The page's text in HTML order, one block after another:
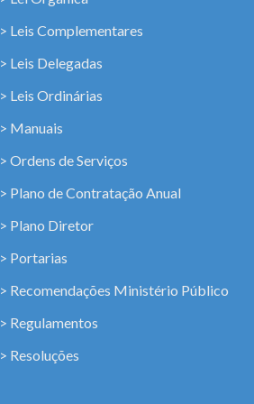
> Leis Complementares
> Leis Delegadas
> Leis Ordinárias
> Manuais
> Ordens de Serviços
> Plano de Contratação Anual
> Plano Diretor
> Portarias
> Recomendações Ministério Público
> Regulamentos
> Resoluções